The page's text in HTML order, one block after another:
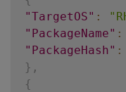
"TargetOS" :
"PackageName" :
"PackageHash" :
} ,
{